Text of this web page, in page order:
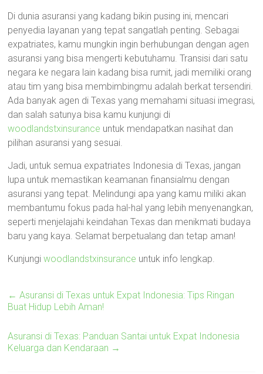
Di dunia asuransi yang kadang bikin pusing ini, mencari
penyedia layanan yang tepat sangatlah penting. Sebagai
expatriates, kamu mungkin ingin berhubungan dengan agen
asuransi yang bisa mengerti kebutuhamu. Transisi dari satu
negara ke negara lain kadang bisa rumit, jadi memiliki orang
atau tim yang bisa membimbingmu adalah berkat tersendiri.
Ada banyak agen di Texas yang memahami situasi imegrasi,
dan salah satunya bisa kamu kunjungi di
woodlandstxinsurance untuk mendapatkan nasihat dan
pilihan asuransi yang sesuai.
Jadi, untuk semua expatriates Indonesia di Texas, jangan
lupa untuk memastikan keamanan finansialmu dengan
asuransi yang tepat. Melindungi apa yang kamu miliki akan
membantumu fokus pada hal-hal yang lebih menyenangkan,
seperti menjelajahi keindahan Texas dan menikmati budaya
baru yang kaya. Selamat berpetualang dan tetap aman!
Kunjungiwoodlandstxinsurance untuk info lengkap.
← Asuransi di Texas untuk Expat Indonesia: Tips Ringan
Buat Hidup Lebih Aman!
Asuransi di Texas: Panduan Santai untuk Expat Indonesia
Keluarga dan Kendaraan →